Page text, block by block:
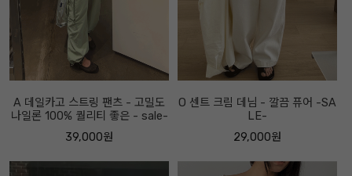
A 데일카고 스트링 팬츠 - 고밀도
나일론 100% 퀄리티 좋은 - sale-
39,000원
O 센트 크림 데님 - 깔끔 퓨어 -SA
LE-
29,000원